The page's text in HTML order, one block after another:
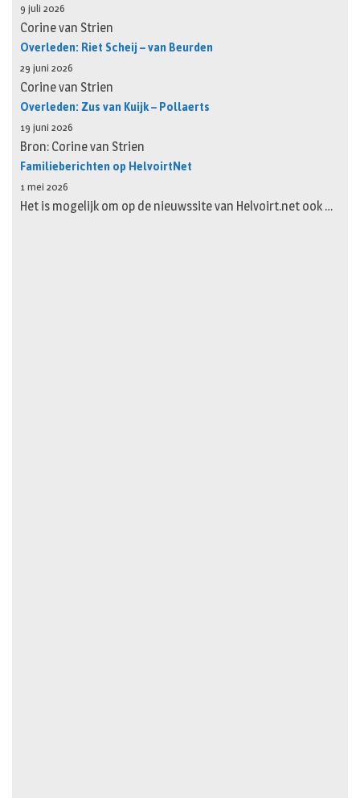
9 juli 2026
Corine van Strien
Overleden: Riet Scheij – van Beurden
29 juni 2026
Corine van Strien
Overleden: Zus van Kuijk – Pollaerts
19 juni 2026
Bron: Corine van Strien
Familieberichten op HelvoirtNet
1 mei 2026
Het is mogelijk om op de nieuwssite van Helvoirt.net ook …